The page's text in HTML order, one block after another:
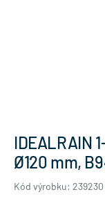
IDEALRAIN
Ø120 mm,
Kód výrobku: 239230